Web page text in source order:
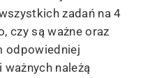
zadań na 4
czy są ważne oraz
odpowiedniej
należą